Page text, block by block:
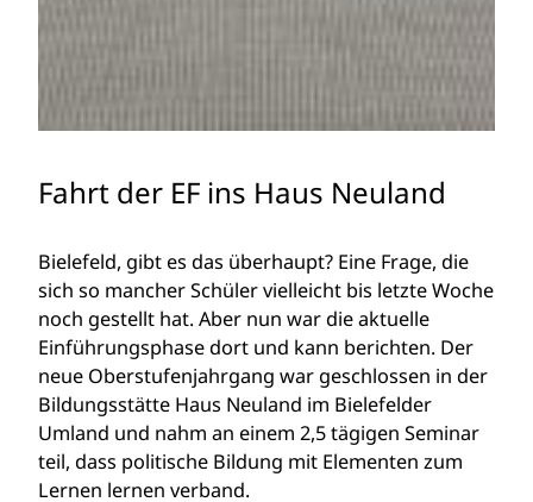
Fahrt der EF ins Haus Neuland
Bielefeld, gibt es das überhaupt? Eine Frage, die
sich so mancher Schüler vielleicht bis letzte Woche
noch gestellt hat. Aber nun war die aktuelle
Einführungsphase dort und kann berichten. Der
neue Oberstufenjahrgang war geschlossen in der
Bildungsstätte Haus Neuland im Bielefelder
Umland und nahm an einem 2,5 tägigen Seminar
teil, dass politische Bildung mit Elementen zum
Lernen lernen verband.